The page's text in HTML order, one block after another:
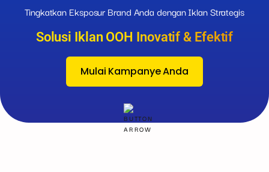
Tingkatkan Eksposur Brand Anda dengan Iklan Strategis
Solusi Iklan OOH Inovatif & Efektif
Mulai Kampanye Anda